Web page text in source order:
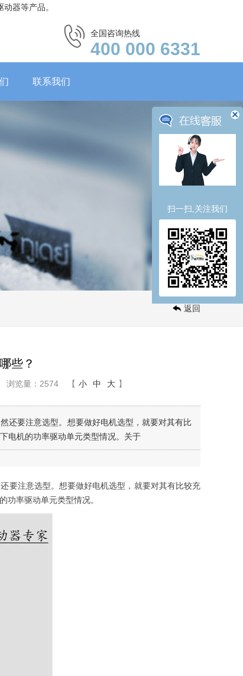
器等产品。
全国咨询热线
400 000 6331
联系我们
返回
些？
浏览量：2574 【 小 中 大 】
还要注意选型。想要做好电机选型，就要对其有比
电机的功率驱动单元类型情况。关于
要注意选型。想要做好电机选型，就要对其有比较充
功率驱动单元类型情况。
扫一扫,关注我们